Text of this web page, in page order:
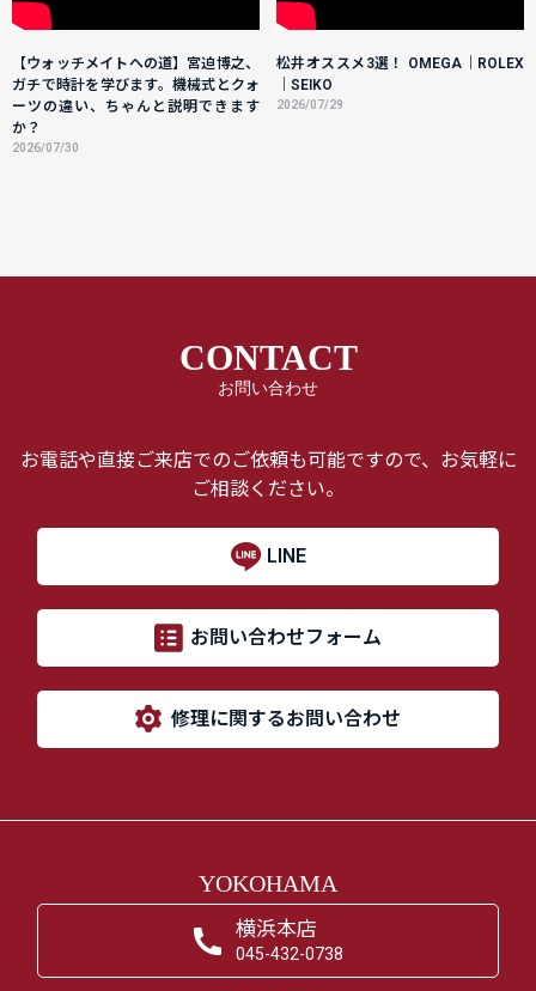
【ウォッチメイトへの道】宮迫博之、
ガチで時計を学びます。機械式とクォ
ーツの違い、ちゃんと説明できます
か？
2026/07/30
松井オススメ3選！ OMEGA｜ROLEX
｜SEIKO
2026/07/29
CONTACT
お問い合わせ
お電話や直接ご来店でのご依頼も可能ですので、お気軽に
ご相談ください。
LINE
お問い合わせフォーム
修理に関するお問い合わせ
YOKOHAMA
横浜本店
045-432-0738